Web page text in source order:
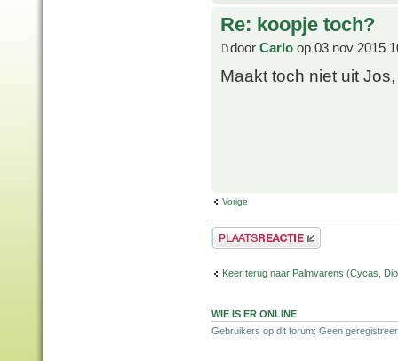
Re: koopje toch?
door Carlo op 03 nov 2015
Maakt toch niet uit
Vorige
Plaats een reactie
Keer terug naar Palmvarens (Cycas,
WIE IS ER ONLINE
Gebruikers op dit forum: Geen